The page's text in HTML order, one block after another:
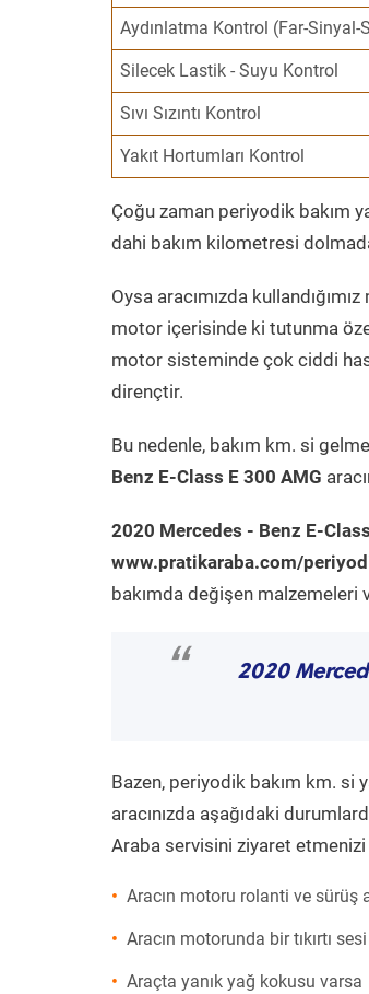
Aydınlatma Kontrol (Far-Sinyal-
Silecek Lastik - Suyu Kontrol
Sıvı Sızıntı Kontrol
Yakıt Hortumları Kontrol
Çoğu zaman periyodik bakım
dahi bakım kilometresi
Oysa aracımızda
motor içerisinde ki tutunma
motor sisteminde çok ciddi
dirençtir.
Bu nedenle, bakım km. si
Benz E-Class E 300 AMG
2020 Mercedes - Benz E-
www.pratikaraba.com/
bakımda değişen malzemeleri
“ 2020
Bazen, periyodik bakım km. si
aracınızda aşağıdaki
Araba servisini ziyaret
Aracın motoru rolanti ve sürüş
Aracın motorunda bir tıkırtı
Araçta yanık yağ kokusu varsa